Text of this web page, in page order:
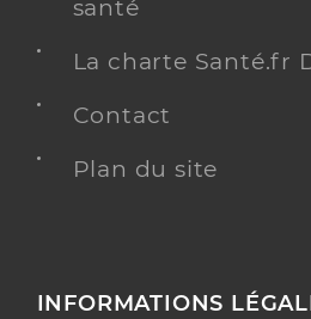
santé
La charte Santé.fr
Contact
Plan du site
INFORMATIONS